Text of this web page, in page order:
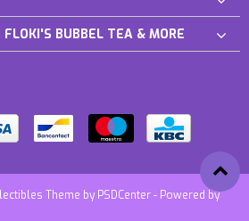
BUBBEL TEA & MORE
Theme by PSDCenter- Powered by